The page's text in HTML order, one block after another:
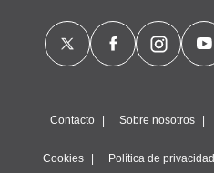
Contacto Sobre nosotros
Cookies Política de privacidad